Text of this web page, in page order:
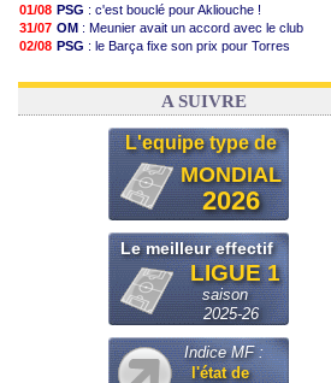
01/08 PSG : c'est bouclé pour Akliouche !
31/07 OM : Meunier avait un accord avec le club
02/08 PSG : le Barça fixe son prix pour Torres
03/08 FIFA: Infantino sollicite Trump
A SUIVRE
L'equipe type de
MONDIAL
2026
Le meilleur effectif
LIGUE 1
saison
2025-26
Indice MF :
l'état de